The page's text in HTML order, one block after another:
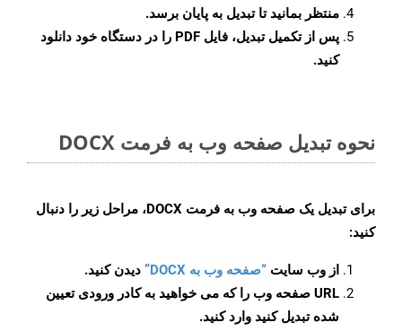
منتظر بمانید تا تبدیل به پایان برسد.
پس از تکمیل تبدیل، فایل PDF را در دستگاه خود دانلود
کنید.
نحوه تبدیل صفحه وب به فرمت DOCX
برای تبدیل یک صفحه وب به فرمت DOCX، مراحل زیر را دنبال
کنید:
از وب سایت “صفحه وب به DOCX”
دیدن کنید.
URL صفحه وب را که می خواهید به کادر ورودی تعیین
شده تبدیل کنید وارد کنید.